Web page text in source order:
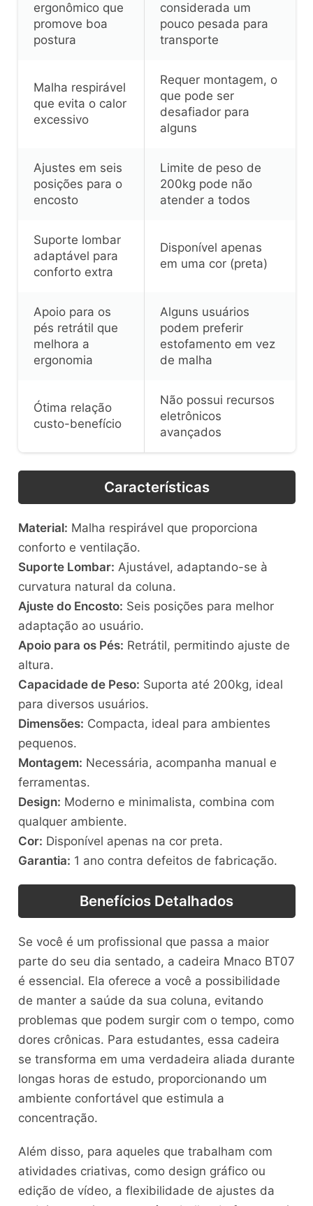
ergonômico que
promove boa
postura
considerada um
pouco pesada para
transporte
Malha respirável
que evita o calor
excessivo
Requer montagem, o
que pode ser
desafiador para
alguns
Ajustes em seis
posições para o
encosto
Limite de peso de
200kg pode não
atender a todos
Suporte lombar
adaptável para
conforto extra
Disponível apenas
em uma cor (preta)
Apoio para os
pés retrátil que
melhora a
ergonomia
Alguns usuários
podem preferir
estofamento em vez
de malha
Ótima relação
custo-benefício
Não possui recursos
eletrônicos
avançados
Características
Material: Malha respirável que proporciona
conforto e ventilação.
Suporte Lombar: Ajustável, adaptando-se à
curvatura natural da coluna.
Ajuste do Encosto: Seis posições para melhor
adaptação ao usuário.
Apoio para os Pés: Retrátil, permitindo ajuste de
altura.
Capacidade de Peso: Suporta até 200kg, ideal
para diversos usuários.
Dimensões: Compacta, ideal para ambientes
pequenos.
Montagem: Necessária, acompanha manual e
ferramentas.
Design: Moderno e minimalista, combina com
qualquer ambiente.
Cor: Disponível apenas na cor preta.
Garantia: 1 ano contra defeitos de fabricação.
Benefícios Detalhados
Se você é um profissional que passa a maior
parte do seu dia sentado, a cadeira Mnaco BT07
é essencial. Ela oferece a você a possibilidade
de manter a saúde da sua coluna, evitando
problemas que podem surgir com o tempo, como
dores crônicas. Para estudantes, essa cadeira
se transforma em uma verdadeira aliada durante
longas horas de estudo, proporcionando um
ambiente confortável que estimula a
concentração.
Além disso, para aqueles que trabalham com
atividades criativas, como design gráfico ou
edição de vídeo, a flexibilidade de ajustes da